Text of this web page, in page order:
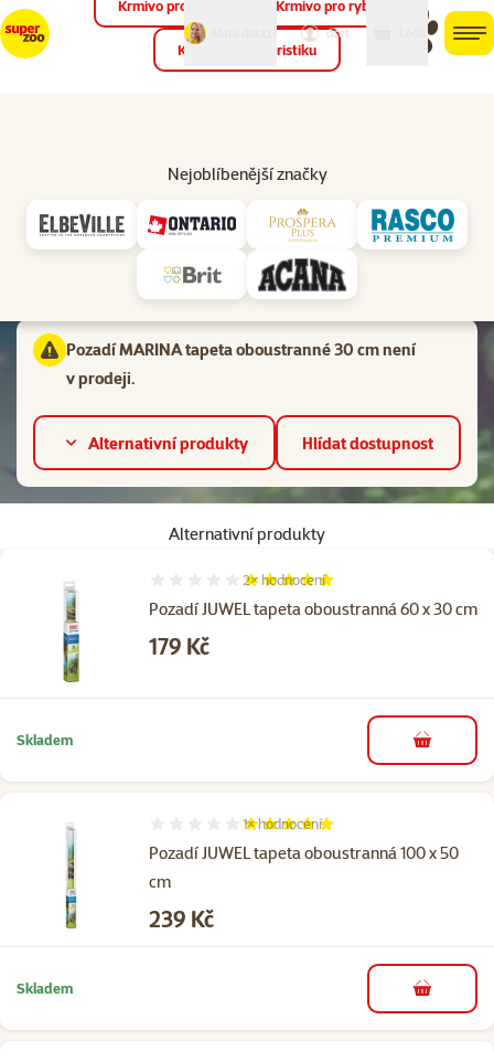
můj
účet
Krmivo pro ptáky Krmivo pro ryby
Krmivo pro teraristiku
Nejoblíbenější značky
Pozadí MARINA tapeta oboustranné 30 cm
Hodnocení 0%
Materiál:Papír
Pozadí MARINA tapeta oboustranné 30 cm není
v prodeji.
Alternativní produkty Hlídat dostupnost
Alternativní produkty
Pozadí JUWEL tapeta oboustranná 60 x 30 cm
Hodnocení 100%, počet hodnocení: 2
2× hodnocení
Cena
179 Kč
Skladem do košíku
Pozadí JUWEL tapeta oboustranná 100 x 50
cm
Hodnocení 100%, počet hodnocení: 1
1×hodnocení
Cena
239 Kč
Skladem do košíku